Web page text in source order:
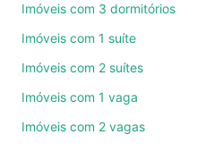
ruas, bairros e até
também pode usar os
quartos, suítes, com ou
comodidades, como
Imóveis com 3 dormitórios
Imóveis com 1 suíte
Imóveis com 2 suítes
Imóveis com 1 vaga
Imóveis com 2 vagas